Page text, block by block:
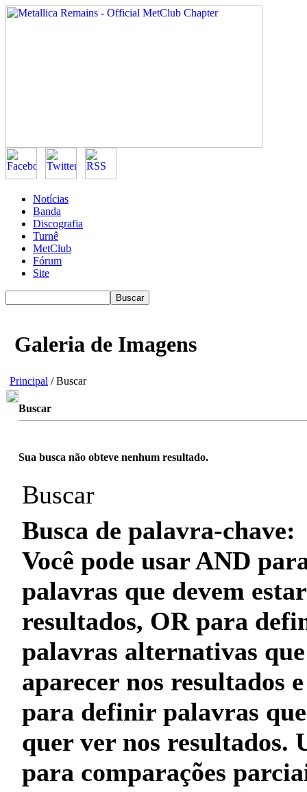
Notícias
Banda
Discografia
Turnê
MetClub
Fórum
Site
Galeria de Imagens
Principal / Buscar
Buscar
Sua busca não obteve nenhum resultado.
Buscar
Busca de palavra-chave:
Você pode usarAND
palavras que devem
resultados, ORpara
palavras alternativas
aparecer nos resultados
para definir palavras
quer ver nos resultados.
para comparações